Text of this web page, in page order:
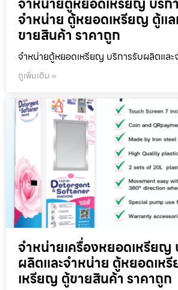
จำหน่าย ตู้หยอดเหรียญ ตู้แ
ขายสินค้า ราคาถูก
จำหน่ายตู้หยอดเหรียญ บริการรับผลิตและ
ดูเพิ่มเติม »
จำหน่ายเครื่องหยอดเหรียญ
ผลิตและจำหน่าย ตู้หยอดเห
เหรียญ ตู้ขายสินค้า ราคาถูก